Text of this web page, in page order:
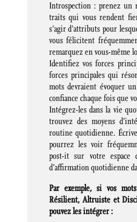
Introspection : prenez un
traits qui vous rendent
s’agir d’attributs pour
vous félicitent
remarquez en vous-même
Identifiez vos forces
forces principales qui
mots devraient évoquer
confiance chaque fois que
Intégrez-les dans la vie
trouvez des moyens
routine quotidienne.
pourrez les voir
post-it sur votre
d’affirmation quotidienne
Par exemple, si vos
Résilient, Altruiste et
pouvez les intégrer :